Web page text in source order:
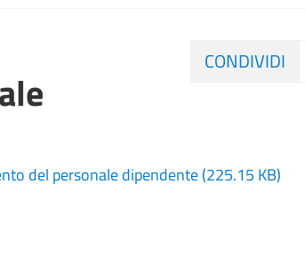
CONDIVIDI
del personale dipendente(225.15 KB)